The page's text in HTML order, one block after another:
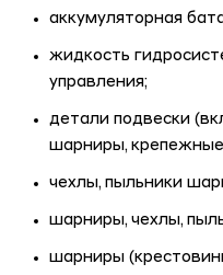
аккумуляторная
жидкость
управления;
детали подвески
шарниры,
чехлы, пыльники
шарниры, чехлы,
шарниры